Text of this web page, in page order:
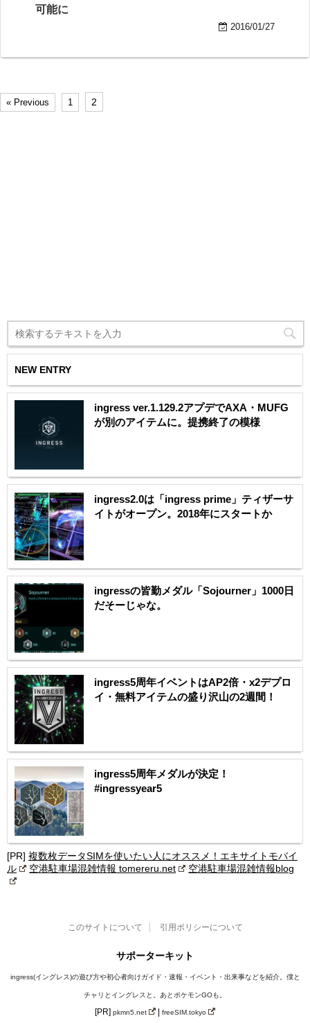
可能に
2016/01/27
« Previous 1 2
NEW ENTRY
ingress ver.1.129.2アプデでAXA・MUFG
が別のアイテムに。提携終了の模様
ingress2.0は「ingress prime」ティザーサ
イトがオープン。2018年にスタートか
ingressの皆勤メダル「Sojourner」1000日
だそーじゃな。
ingress5周年イベントはAP2倍・x2デプロ
イ・無料アイテムの盛り沢山の2週間！
ingress5周年メダルが決定！
#ingressyear5
[PR] 複数枚データSIMを使いたい人にオススメ！エキサイトモバイ
ル
空港駐車場混雑情報 tomereru.net 空港駐車場混雑情報blog
このサイトについて 引用ポリシーについて
サポーターキット
ingress(イングレス)の遊び方や初心者向けガイド・速報・イベント・出来事などを紹介。僕と
チャリとイングレスと。あとポケモンGOも。
[PR]pkmn5.net | freeSIM.tokyo